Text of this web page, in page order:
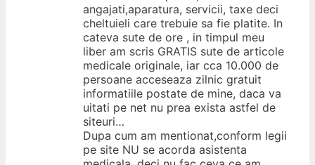
angajati,aparatura, servicii, taxe deci
cheltuieli care trebuie sa fie platite. In
cateva sute de ore , in timpul meu
liber am scris GRATIS sute de articole
medicale originale, iar cca 10.000 de
persoane acceseaza zilnic gratuit
informatiile postate de mine, daca va
uitati pe net nu prea exista astfel de
siteuri…
Dupa cum am mentionat,conform legii
pe site NU se acorda asistenta